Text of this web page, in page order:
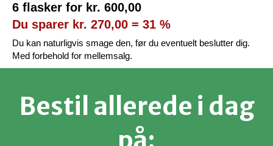
6 flasker for kr. 600,00
Du sparer kr. 270,00 = 31 %
Du kan naturligvis smage den, før du eventuelt beslutter dig.
Med forbehold for mellemsalg.
Bestil allerede i dag